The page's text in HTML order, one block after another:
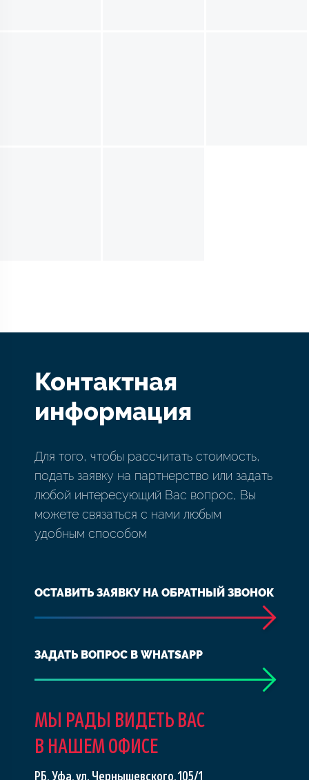
Контактная
информация
Для того, чтобы рассчитать стоимость,
подать заявку на партнерство или задать
любой интересующий Вас вопрос, Вы
можете связаться с нами любым
удобным способом
ОСТАВИТЬ ЗАЯВКУ НА ОБРАТНЫЙ ЗВОНОК
ЗАДАТЬ ВОПРОС В WHATSAPP
МЫ РАДЫ ВИДЕТЬ ВАС
В НАШЕМ ОФИСЕ
РБ, Уфа, ул. Чернышевского, 105/1